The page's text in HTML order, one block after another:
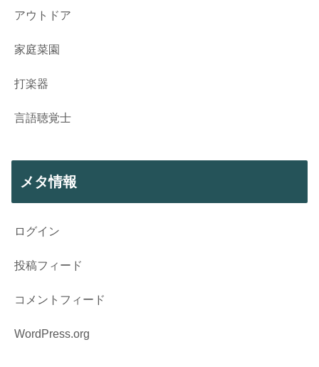
アウトドア
家庭菜園
打楽器
言語聴覚士
メタ情報
ログイン
投稿フィード
コメントフィード
WordPress.org